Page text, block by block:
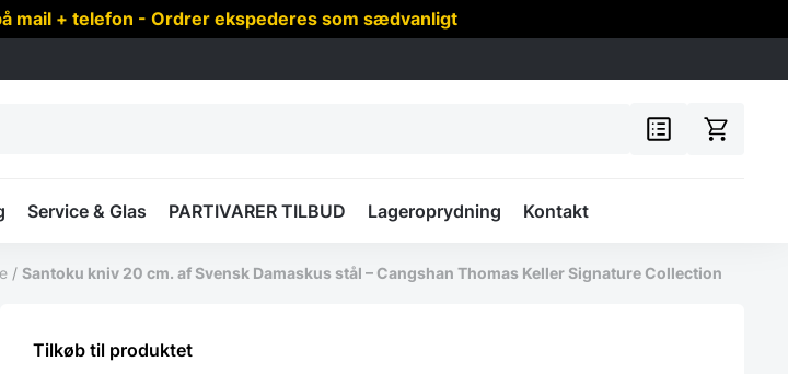
mail + telefon - Ordrer ekspederes som sædvanligt
Service & Glas PARTIVARER TILBUD Lageroprydning Kontakt
/ Santoku kniv 20 cm. af Svensk Damaskus stål – Cangshan Thomas Keller Signature Collection
Tilkøb til produktet